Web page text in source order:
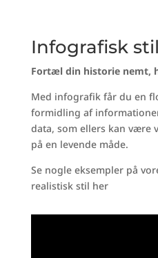
Infografisk stil
Fortæl din historie nemt,
Med infografik får du en
formidling af
data, som ellers kan være
på en levende måde.
Se nogle eksempler på
realistisk stil her